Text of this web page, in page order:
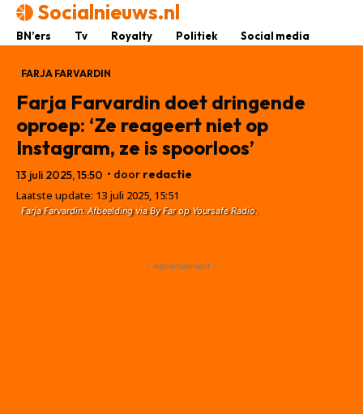
Socialnieuws.nl
BN’ers Tv Royalty Politiek Social media
FARJA FARVARDIN
Farja Farvardin doet dringende
oproep: ‘Ze reageert niet op
Instagram, ze is spoorloos’
13 juli 2025, 15:50 • door redactie
Laatste update: 13 juli 2025, 15:51
Farja Farvardin. Afbeelding via By Far op Yoursafe Radio.
- Advertisement -